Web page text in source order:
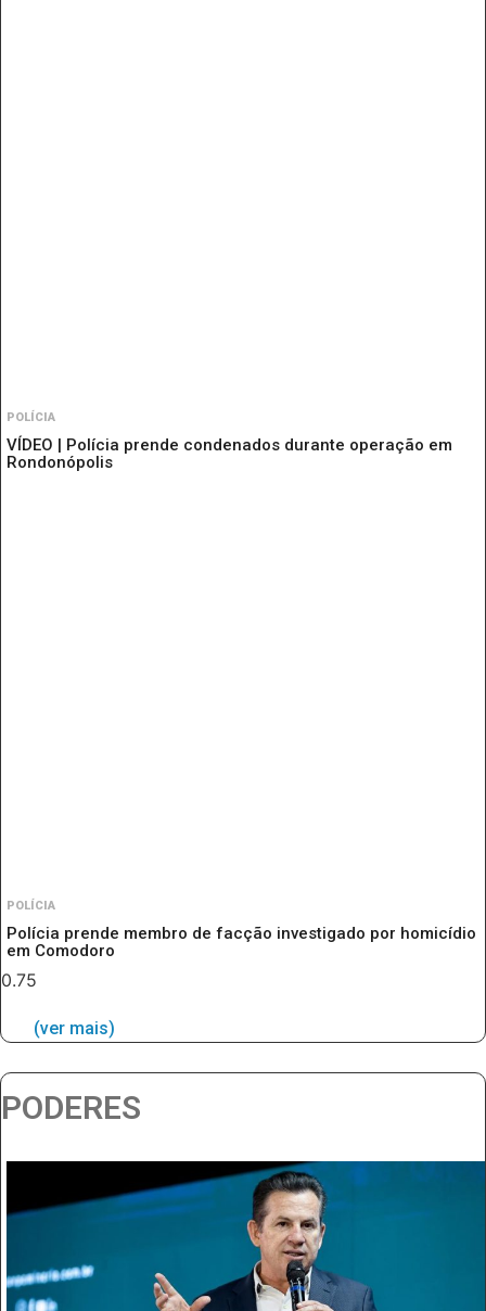
POLÍCIA
VÍDEO | Polícia prende condenados durante operação em
Rondonópolis
POLÍCIA
Polícia prende membro de facção investigado por homicídio
em Comodoro
(ver mais)
PODERES